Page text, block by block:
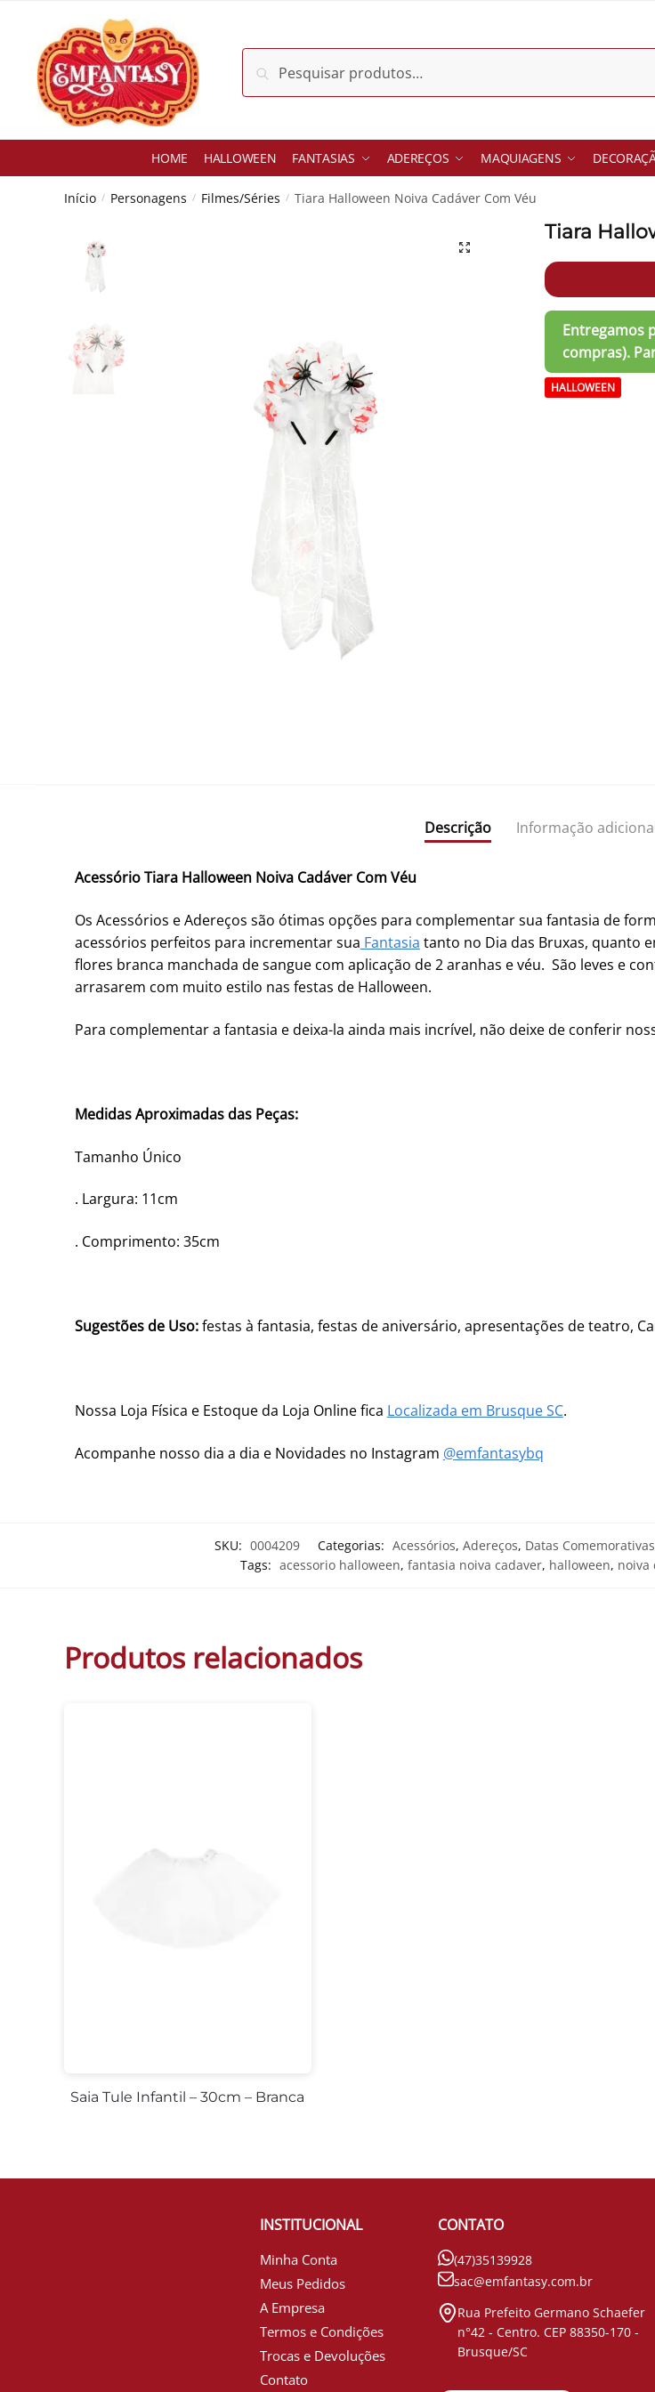
navigation
content
Pesquisar
por:
Pesquisar
HOME HALLOWEEN FANTASIAS ADEREÇOS MAQUIAGENS
Início / Personagens / Filmes/Séries / Tiara Halloween Noiva Cadáver Com Véu
Tiara
HALLOWEEN
Descrição Informação
Acessório Tiara Halloween Noiva Cadáver Com Véu
Os Acessórios e Adereços são ótimas opções para complementar sua fantasia de
acessórios perfeitos para incrementar sua Fantasia tanto no Dia das Bruxas, quanto
flores branca manchada de sangue com aplicação de 2 aranhas e véu. São leves e
arrasarem com muito estilo nas festas de Halloween.
Para complementar a fantasia e deixa-la ainda mais incrível, não deixe de conferir
Medidas Aproximadas das Peças:
Tamanho Único
. Largura: 11cm
. Comprimento: 35cm
Sugestões de Uso:festas à fantasia, festas de aniversário, apresentações de teatro,
Nossa Loja Física e Estoque da Loja Online fica Localizada em Brusque SC.
Acompanhe nosso dia a dia e Novidades no Instagram @emfantasybq
SKU: 0004209 Categorias: Acessórios, Adereços, Datas Comemorativas
Tags: acessorio halloween, fantasia noiva cadaver, halloween, noiva
Produtos relacionados
Saia Tule Infantil – 30cm – Branca
INSTITUCIONAL
Minha Conta
Meus Pedidos
A Empresa
Termos e Condições
Trocas e Devoluções
Contato
CONTATO
(47)35139928
sac@emfantasy.com.br
Rua Prefeito Germano Schaefer
n°42 - Centro. CEP 88350-170 -
Brusque/SC